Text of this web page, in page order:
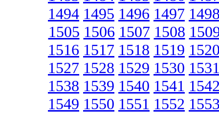
1494 1495 1496 1497
1505 1506 1507 1508
1516 1517 1518 1519
1527 1528 1529 1530
1538 1539 1540 1541
1549 1550 1551 1552